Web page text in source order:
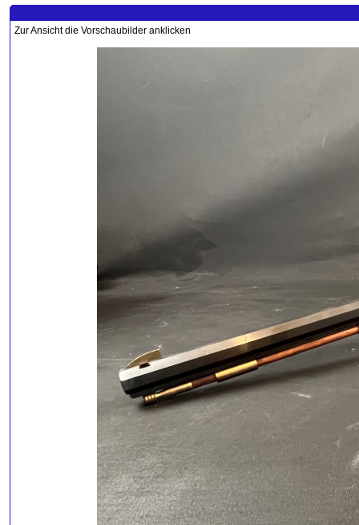
Zur Ansicht die Vorschaubilder anklicken